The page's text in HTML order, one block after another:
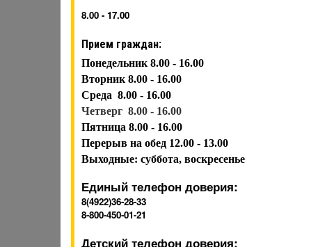
8.00 - 17.00
Прием граждан:
Понедельник 8.00 - 16.00
Вторник 8.00 - 16.00
Среда 8.00 - 16.00
Четверг 8.00 - 16.00
Пятница 8.00 - 16.00
Перерыв на обед 12.00 - 13.00
Выходные: суббота, воскресенье
Единый телефон доверия:
8(4922)36-28-33
8-800-450-01-21
Детский телефон доверия: